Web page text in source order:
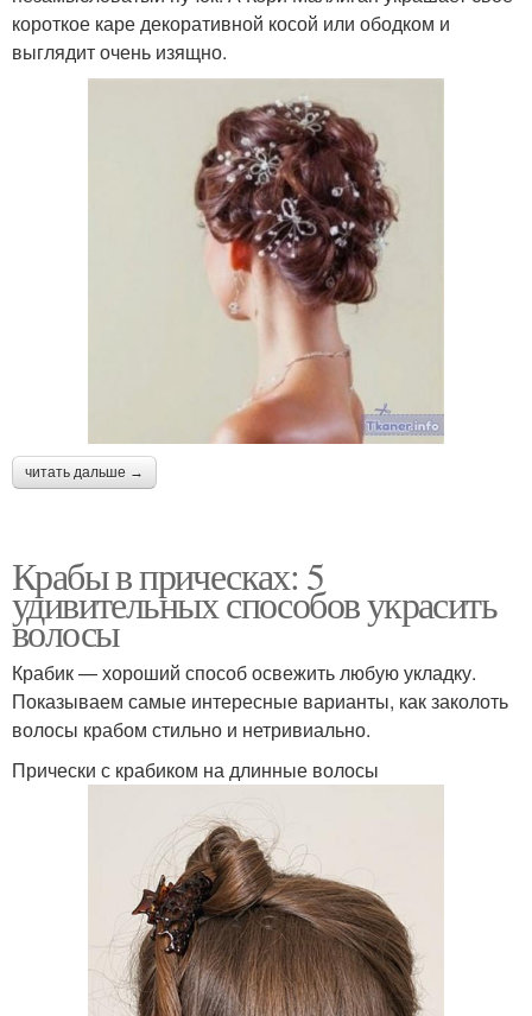
короткое каре декоративной косой или ободком и
выглядит очень изящно.
читать дальше →
Крабы в прическах: 5
удивительных способов украсить
волосы
Крабик — хороший способ освежить любую укладку.
Показываем самые интересные варианты, как заколоть
волосы крабом стильно и нетривиально.
Прически с крабиком на длинные волосы